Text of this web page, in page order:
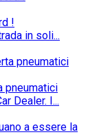
!
in soli...
pneumatici
Dealer. I...